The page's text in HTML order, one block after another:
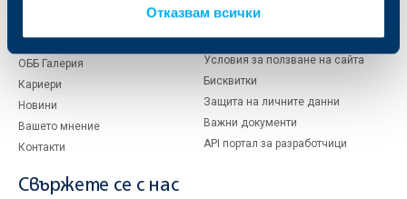
Отказвам всички
ОББ Галерия
Кариери
Новини
Вашето мнение
Контакти
Продажба на имоти
Условия за ползване на сайта
Бисквитки
Защита на личните данни
Важни документи
API портал за разработчици
Свържете се с нас